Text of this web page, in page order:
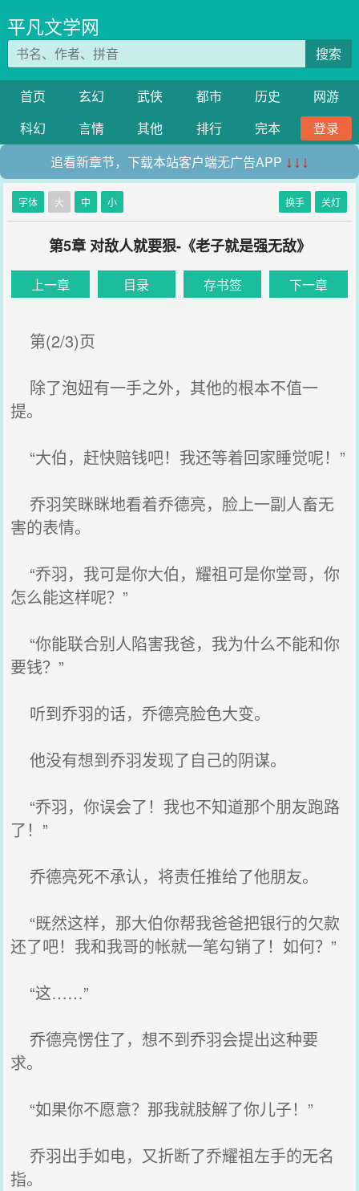
平凡文学网
搜索
首页 玄幻 武侠 都市 历史
网游
科幻
言情 其他 排行 完本
登录
追看新章节，下载本站客户端无广告APP ↓↓↓
字体 大 中 小 换手 关灯
第5章 对敌人就要狠-《老子就是强无敌》
上一章 目录 存书签 下一章
第(2/3)页
除了泡妞有一手之外，其他的根本不值一
提。
“大伯，赶快赔钱吧！我还等着回家睡觉呢！”
乔羽笑眯眯地看着乔德亮，脸上一副人畜无
害的表情。
“乔羽，我可是你大伯，耀祖可是你堂哥，你
怎么能这样呢？”
“你能联合别人陷害我爸，我为什么不能和你
要钱？”
听到乔羽的话，乔德亮脸色大变。
他没有想到乔羽发现了自己的阴谋。
“乔羽，你误会了！我也不知道那个朋友跑路
了！”
乔德亮死不承认，将责任推给了他朋友。
“既然这样，那大伯你帮我爸爸把银行的欠款
还了吧！我和我哥的帐就一笔勾销了！如何？”
“这……”
乔德亮愣住了，想不到乔羽会提出这种要
求。
“如果你不愿意？那我就肢解了你儿子！”
乔羽出手如电，又折断了乔耀祖左手的无名
指。